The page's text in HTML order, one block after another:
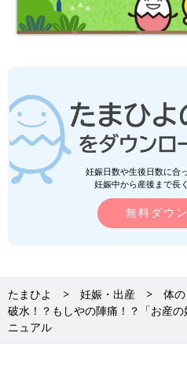
妊娠日数や生後日数に合
妊娠中から産後まで長
無料ダウ
たまひよ 妊娠・出産 体
破水！？もしやの陣痛！？「お産
ニュアル